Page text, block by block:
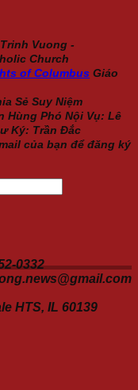
Vuong -
Church
of Columbus Giáo
Sẻ Suy Niệm
Hùng Phó Nội Vụ: Lê
Ký: Trần Đắc
của bạn để đăng ký
0332
HTS, IL 60139